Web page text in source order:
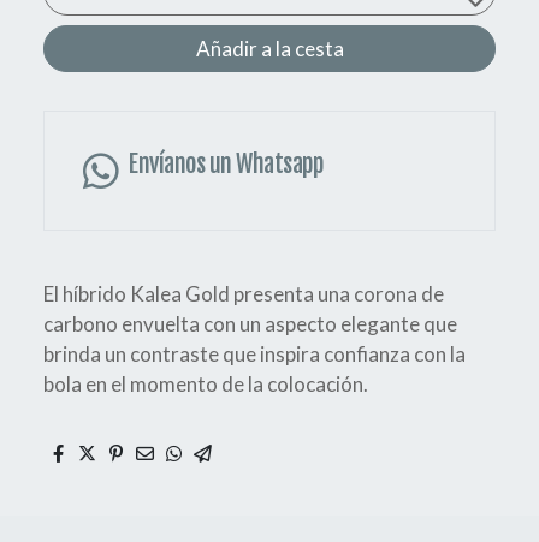
Añadir a la cesta
Envíanos un Whatsapp
El híbrido Kalea Gold presenta una corona de
carbono envuelta con un aspecto elegante que
brinda un contraste que inspira confianza con la
bola en el momento de la colocación.